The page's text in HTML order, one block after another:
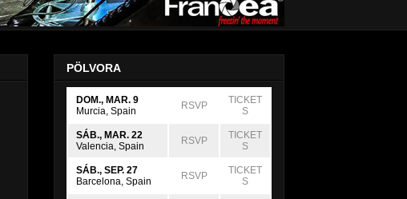
PÖLVORA
DOM., MAR. 9
Murcia, Spain
RSVP
TICKET
S
SÁB., MAR. 22
Valencia, Spain
RSVP
TICKET
S
SÁB., SEP. 27
Barcelona, Spain
RSVP
TICKET
S